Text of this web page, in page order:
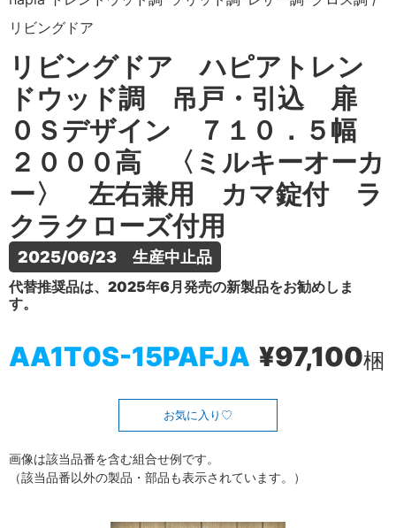
リビングドア
リビングドア ハピアトレン
ドウッド調 吊戸・引込 扉
０Ｓデザイン ７１０．５幅
２０００高 〈ミルキーオーカ
ー〉 左右兼用 カマ錠付 ラ
クラクローズ付用
2025/06/23　生産中止品
代替推奨品は、2025年6月発売の新製品をお勧めしま
す。
AA1T0S-15PAFJA ¥97,100梱
お気に入り
画像は該当品番を含む組合せ例です。
（該当品番以外の製品・部品も表示されています。）